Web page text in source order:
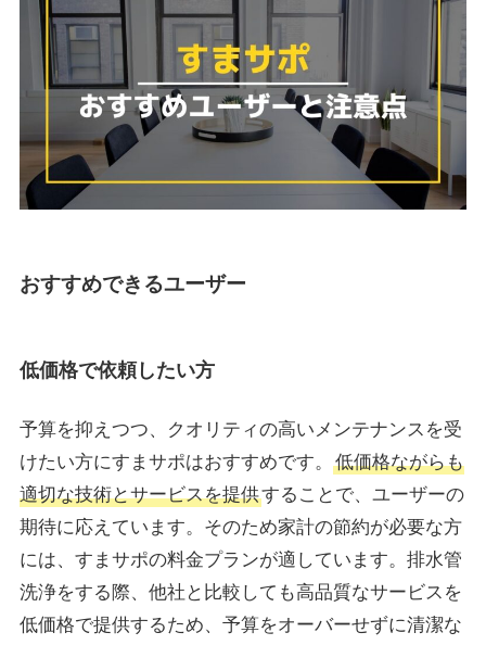
おすすめできるユーザー
低価格で依頼したい方
予算を抑えつつ、クオリティの高いメンテナンスを受
けたい方にすまサポはおすすめです。
低価格ながらも
適切な技術とサービスを提供することで、ユーザーの
期待に応えています。そのため家計の節約が必要な方
には、すまサポの料金プランが適しています。排水管
洗浄をする際、他社と比較しても高品質なサービスを
低価格で提供するため、予算をオーバーせずに清潔な